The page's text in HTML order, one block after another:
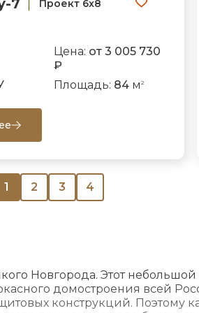
7 Проект 6х8
Цена: от 3 005 730
₽
Площадь: 84 м2
1 2 3 4
Новгорода. Этот
домостроения всей
конструкций. Поэтому